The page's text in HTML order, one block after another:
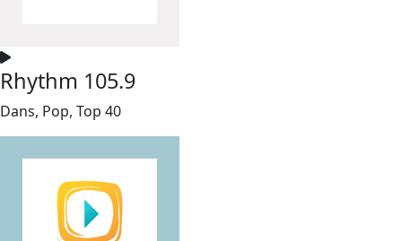
Rhythm 105.9
Dans, Pop, Top 40